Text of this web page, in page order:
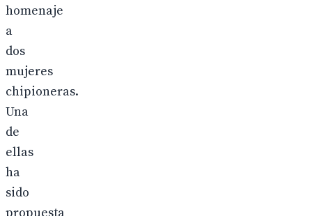
homenaje
a
dos
mujeres
chipioneras.
Una
de
ellas
ha
sido